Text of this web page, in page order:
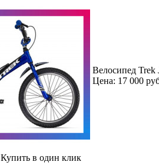
Велосипед Trek
Цена: 17 000
Купить в один клик